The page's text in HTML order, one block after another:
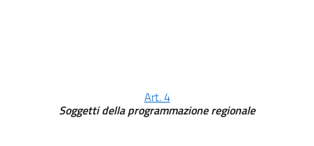
Art. 4
Soggetti della programmazione regionale